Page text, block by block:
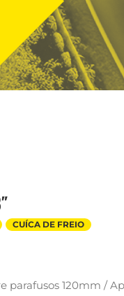
CUÍCA DE FREIO
parafusos 120mm /